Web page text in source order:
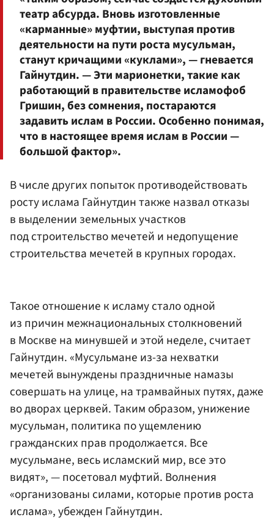
театр абсурда. Вновь изготовленные
«карманные» муфтии, выступая против
деятельности на пути роста мусульман,
станут кричащими «куклами», — гневается
Гайнутдин. — Эти марионетки, такие как
работающий в правительстве исламофоб
Гришин, без сомнения, постараются
задавить ислам в России. Особенно понимая,
что в настоящее время ислам в России —
большой фактор».
В числе других попыток противодействовать
росту ислама Гайнутдин также назвал отказы
в выделении земельных участков
под строительство мечетей и недопущение
строительства мечетей в крупных городах.
Такое отношение к исламу стало одной
из причин межнациональных столкновений
в Москве на минувшей и этой неделе, считает
Гайнутдин. «Мусульмане из-за нехватки
мечетей вынуждены праздничные намазы
совершать на улице, на трамвайных путях, даже
во дворах церквей. Таким образом, унижение
мусульман, политика по ущемлению
гражданских прав продолжается. Все
мусульмане, весь исламский мир, все это
видят», — посетовал муфтий. Волнения
«организованы силами, которые против роста
ислама», убежден Гайнутдин.